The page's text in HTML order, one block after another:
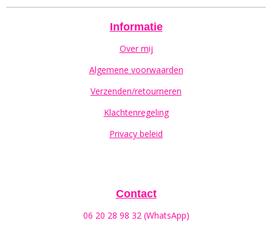
Informatie
Over mij
Algemene voorwaarden
Verzenden/retourneren
Klachtenregeling
Privacy beleid
Contact
06 20 28 98 32 (WhatsApp)